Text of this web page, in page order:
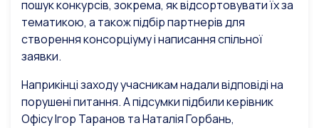
пошук конкурсів, зокрема, як відсортовувати їх за
тематикою, а також підбір партнерів для
створення консорціуму і написання спільної
заявки.
Наприкінці заходу учасникам надали відповіді на
порушені питання. А підсумки підбили керівник
Офісу Ігор Таранов та Наталія Горбань,